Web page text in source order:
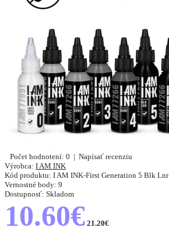
Počet hodnotení: 0 | Napísať recenziu
Výrobca: I AM INK
Kód produktu: I AM INK-First Generation 5 Blk Lnr
Vernostné body: 9
Dostupnosť: Skladom
10.60€ 21.20€